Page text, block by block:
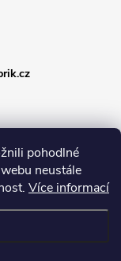
pohodlné
neustále
Více informací